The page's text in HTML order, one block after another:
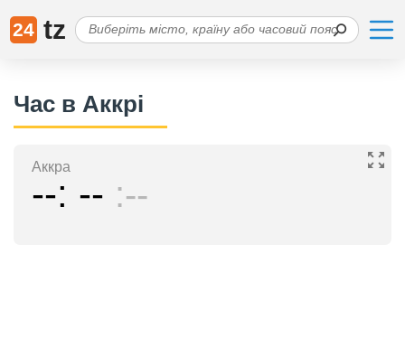
24 tz
Час в Аккрі
Аккра
-- -- --